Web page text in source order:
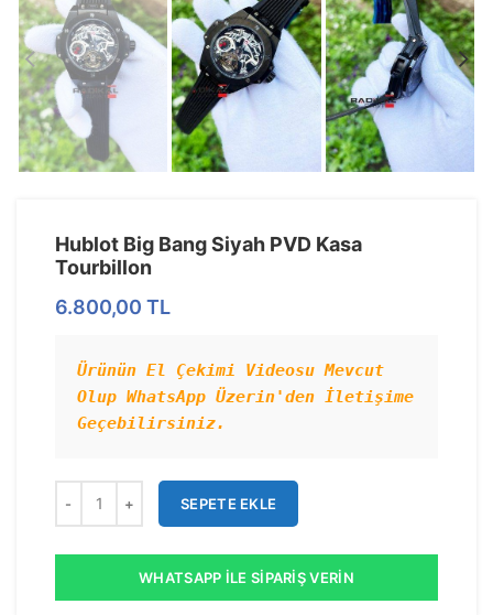
Hublot Big Bang Siyah PVD Kasa
Tourbillon
6.800,00 TL
Ürünün El Çekimi Videosu Mevcut
Olup WhatsApp Üzerin'den İletişime
Geçebilirsiniz.
SEPETE EKLE
WHATSAPP İLE SIPARIŞ VERIN